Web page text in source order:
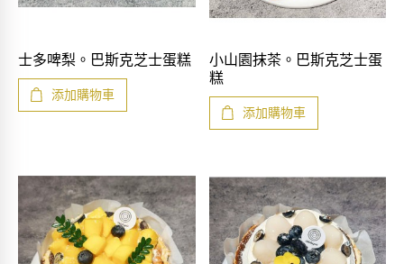
快速查看
士多啤梨。巴斯克芝士蛋糕
添加購物車
快速查看
小山園抹茶。巴斯克芝士蛋
糕
添加購物車